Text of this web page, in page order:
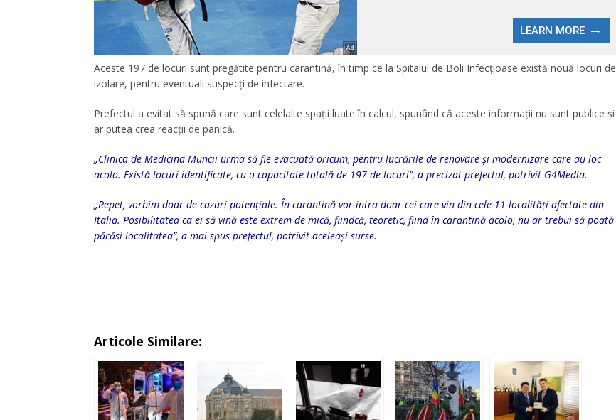
Aceste 197 de locuri sunt pregătite pentru carantină, în timp ce la Spitalul de Boli Infecțioase există nouă locuri de
izolare, pentru eventuali suspecți de infectare.
Prefectul a evitat să spună care sunt celelalte spații luate în calcul, spunând că aceste informații nu sunt publice și
ar putea crea reacții de panică.
„Clinica de Medicina Muncii urma să fie evacuată oricum, pentru lucrările de renovare și modernizare care au loc
acolo. Există locuri identificate, cu o capacitate totală de 197 de locuri”, a precizat prefectul, potrivit G4Media.
„Repet, vorbim doar de cazuri potențiale. În carantină vor intra doar cei care vin din cele 11 localități afectate din
Italia. Posibilitatea ca ei să vină este extrem de mică, fiindcă, teoretic, fiind în carantină acolo, nu ar trebui să poată
părăsi localitatea”, a mai spus prefectul, potrivit aceleași surse.
Articole Similare: